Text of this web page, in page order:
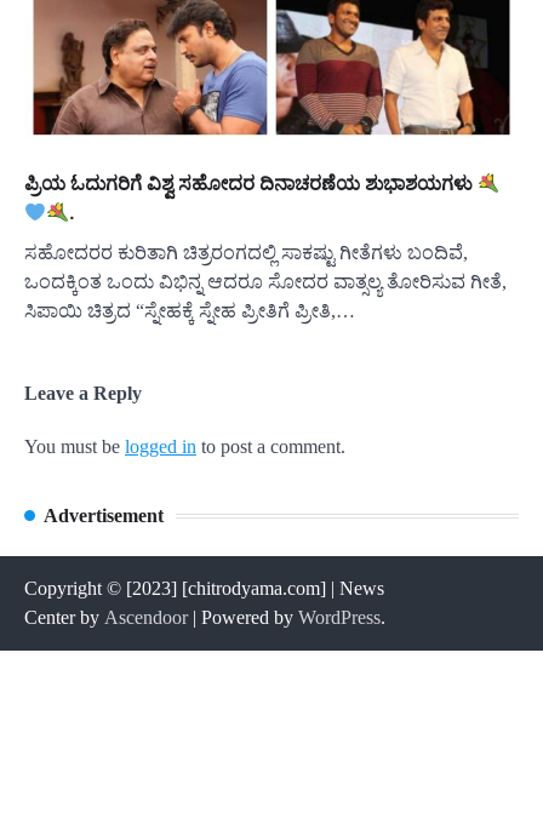
ಪ್ರಿಯ ಓದುಗರಿಗೆ ವಿಶ್ವ ಸಹೋದರ ದಿನಾಚರಣೆಯ ಶುಭಾಶಯಗಳು
.
ಸಹೋದರರ ಕುರಿತಾಗಿ ಚಿತ್ರರಂಗದಲ್ಲಿ ಸಾಕಷ್ಟು ಗೀತೆಗಳು ಬಂದಿವೆ,
ಒಂದಕ್ಕಿಂತ ಒಂದು ವಿಭಿನ್ನ ಆದರೂ ಸೋದರ ವಾತ್ಸಲ್ಯ ತೋರಿಸುವ ಗೀತೆ,
ಸಿಪಾಯಿ ಚಿತ್ರದ “ಸ್ನೇಹಕ್ಕೆ ಸ್ನೇಹ ಪ್ರೀತಿಗೆ ಪ್ರೀತಿ,…
Leave a Reply
You must be logged in to post a comment.
Advertisement
Copyright © [2023] [chitrodyama.com] | News
Center by Ascendoor| Powered by WordPress.